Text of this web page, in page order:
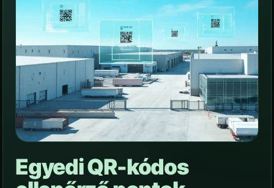
Egyedi QR-kódos